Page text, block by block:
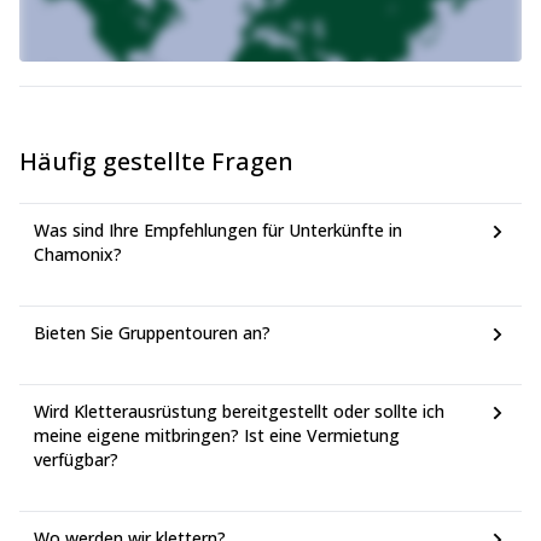
Wenn Sie nach anderen Outdoor-Reisen in dieser Gegend
suchen, schauen Sie sich dieses1 oder mehr Tage alpine
Kletterprogramm im Mont Blanc-Massivan.
Häufig gestellte Fragen
Was sind Ihre Empfehlungen für Unterkünfte in
Chamonix?
Bieten Sie Gruppentouren an?
Wird Kletterausrüstung bereitgestellt oder sollte ich
meine eigene mitbringen? Ist eine Vermietung
verfügbar?